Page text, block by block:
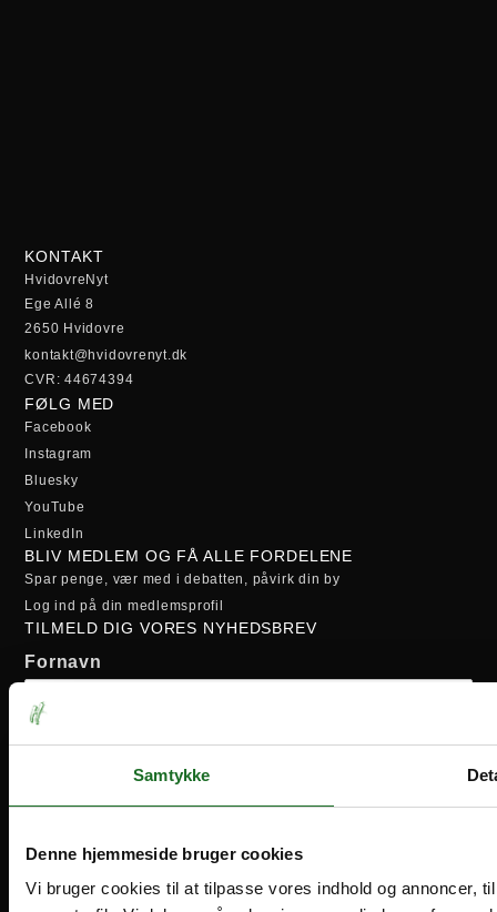
Samtykke
Denne hjemmeside bruger cookies
Vi bruger cookies til at tilpasse vores indhold og annoncer,
KONTAKT
HvidovreNyt
Ege Allé 8
2650 Hvidovre
kontakt@hvidovrenyt.dk
CVR: 44674394
FØLG MED
Facebook
Instagram
Bluesky
YouTube
LinkedIn
BLIV MEDLEM OG FÅ ALLE FORDELENE
Spar penge, vær med i debatten, påvirk din by
Log ind på din medlemsprofil
TILMELD DIG VORES NYHEDSBREV
Fornavn
Efternavn